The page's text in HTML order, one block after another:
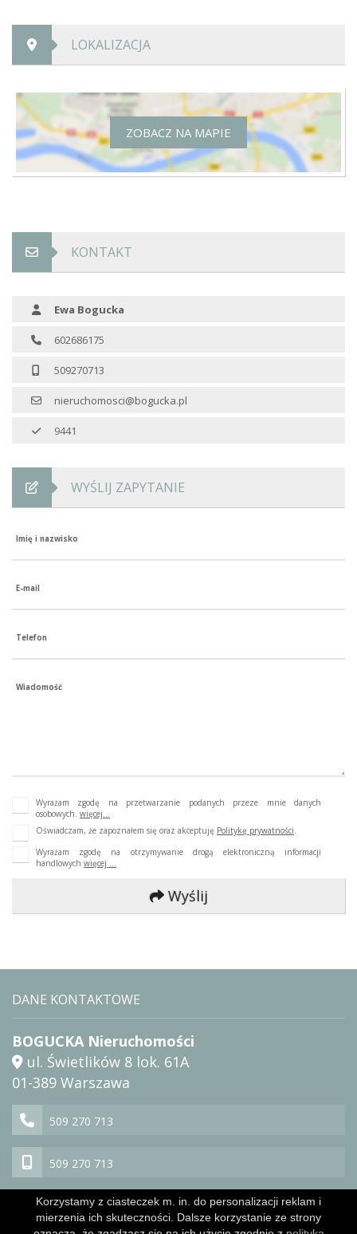
LOKALIZACJA
ZOBACZ NA MAPIE
KONTAKT
Ewa Bogucka
602686175
509270713
nieruchomosci@bogucka.pl
9441
WYŚLIJ ZAPYTANIE
Imię i nazwisko
E-mail
Telefon
Wiadomość
Wyrażam zgodę na przetwarzanie podanych przeze mnie danych
osobowych. więcej...
Oświadczam, że zapoznałem się oraz akceptuję Politykę prywatności
Wyrażam zgodę na otrzymywanie drogą elektroniczną informacji
handlowych więcej ...
Wyślij
DANE KONTAKTOWE
BOGUCKA Nieruchomości
ul. Świetlików 8 lok. 61A
01-389 Warszawa
509 270 713
509 270 713
nieruchomosci@bogucka.pl
Korzystamy z ciasteczek m. in. do personalizacji reklam i
mierzenia ich skuteczności. Dalsze korzystanie ze strony